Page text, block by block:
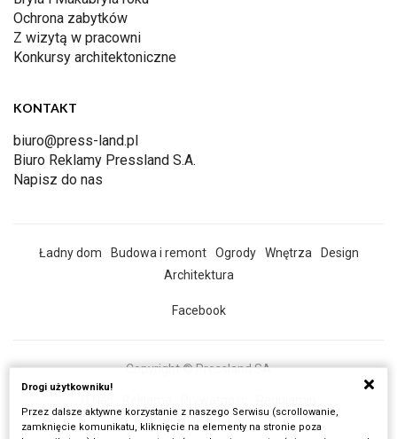
Ochrona zabytków
Z wizytą w pracowni
Konkursy architektoniczne
KONTAKT
biuro@press-land.pl
Biuro Reklamy Pressland S.A.
Napisz do nas
Ładny dom Budowa i remont Ogrody Wnętrza
Design
Architektura
Facebook
Copyright © Pressland SA
Wszystkie artykuły
Drogi użytkowniku!
Przez dalsze aktywne korzystanie z naszego Serwisu (scrollowanie,
zamknięcie komunikatu, kliknięcie na elementy na stronie poza